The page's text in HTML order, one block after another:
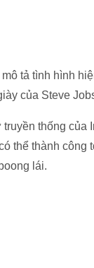
tả tình hình
của Steve
thống của
thể thành công
lái.